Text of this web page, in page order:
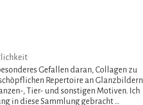
Gefallen daran, Collagen zu
Repertoire an Glanzbildern
, Tier- und sonstigen Motiven. Ich
in diese Sammlung gebracht …